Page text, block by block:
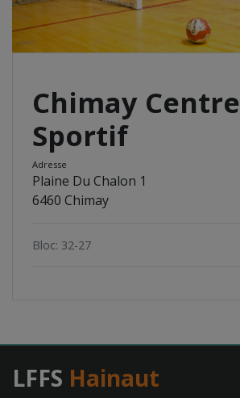
Chimay Centre
Sportif
Adresse
Plaine Du Chalon 1
6460 Chimay
Bloc: 32-27
LFFS Hainaut